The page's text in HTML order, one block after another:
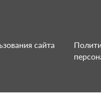
сайта